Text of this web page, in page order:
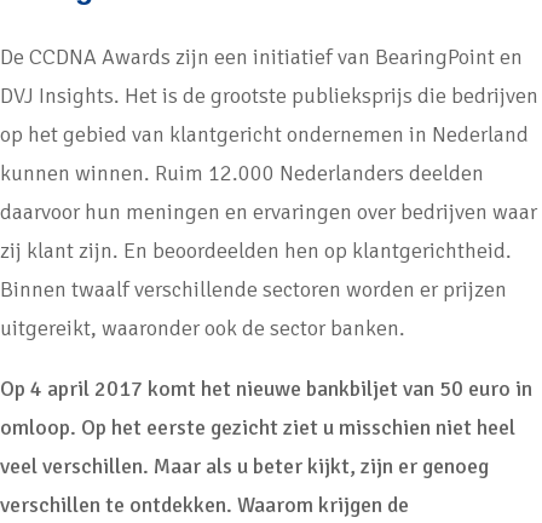
De CCDNA Awards zijn een initiatief van BearingPoint en
DVJ Insights. Het is de grootste publieksprijs die bedrijven
op het gebied van klantgericht ondernemen in Nederland
kunnen winnen. Ruim 12.000 Nederlanders deelden
daarvoor hun meningen en ervaringen over bedrijven waar
zij klant zijn. En beoordeelden hen op klantgerichtheid.
Binnen twaalf verschillende sectoren worden er prijzen
uitgereikt, waaronder ook de sector banken.
Op 4 april 2017 komt het nieuwe bankbiljet van 50 euro in
omloop. Op het eerste gezicht ziet u misschien niet heel
veel verschillen. Maar als u beter kijkt, zijn er genoeg
verschillen te ontdekken. Waarom krijgen de